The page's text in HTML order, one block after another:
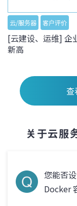
云/服务器 客户评价
[云建设、运维] 企
新高
查
关于云服
您能否
Docker